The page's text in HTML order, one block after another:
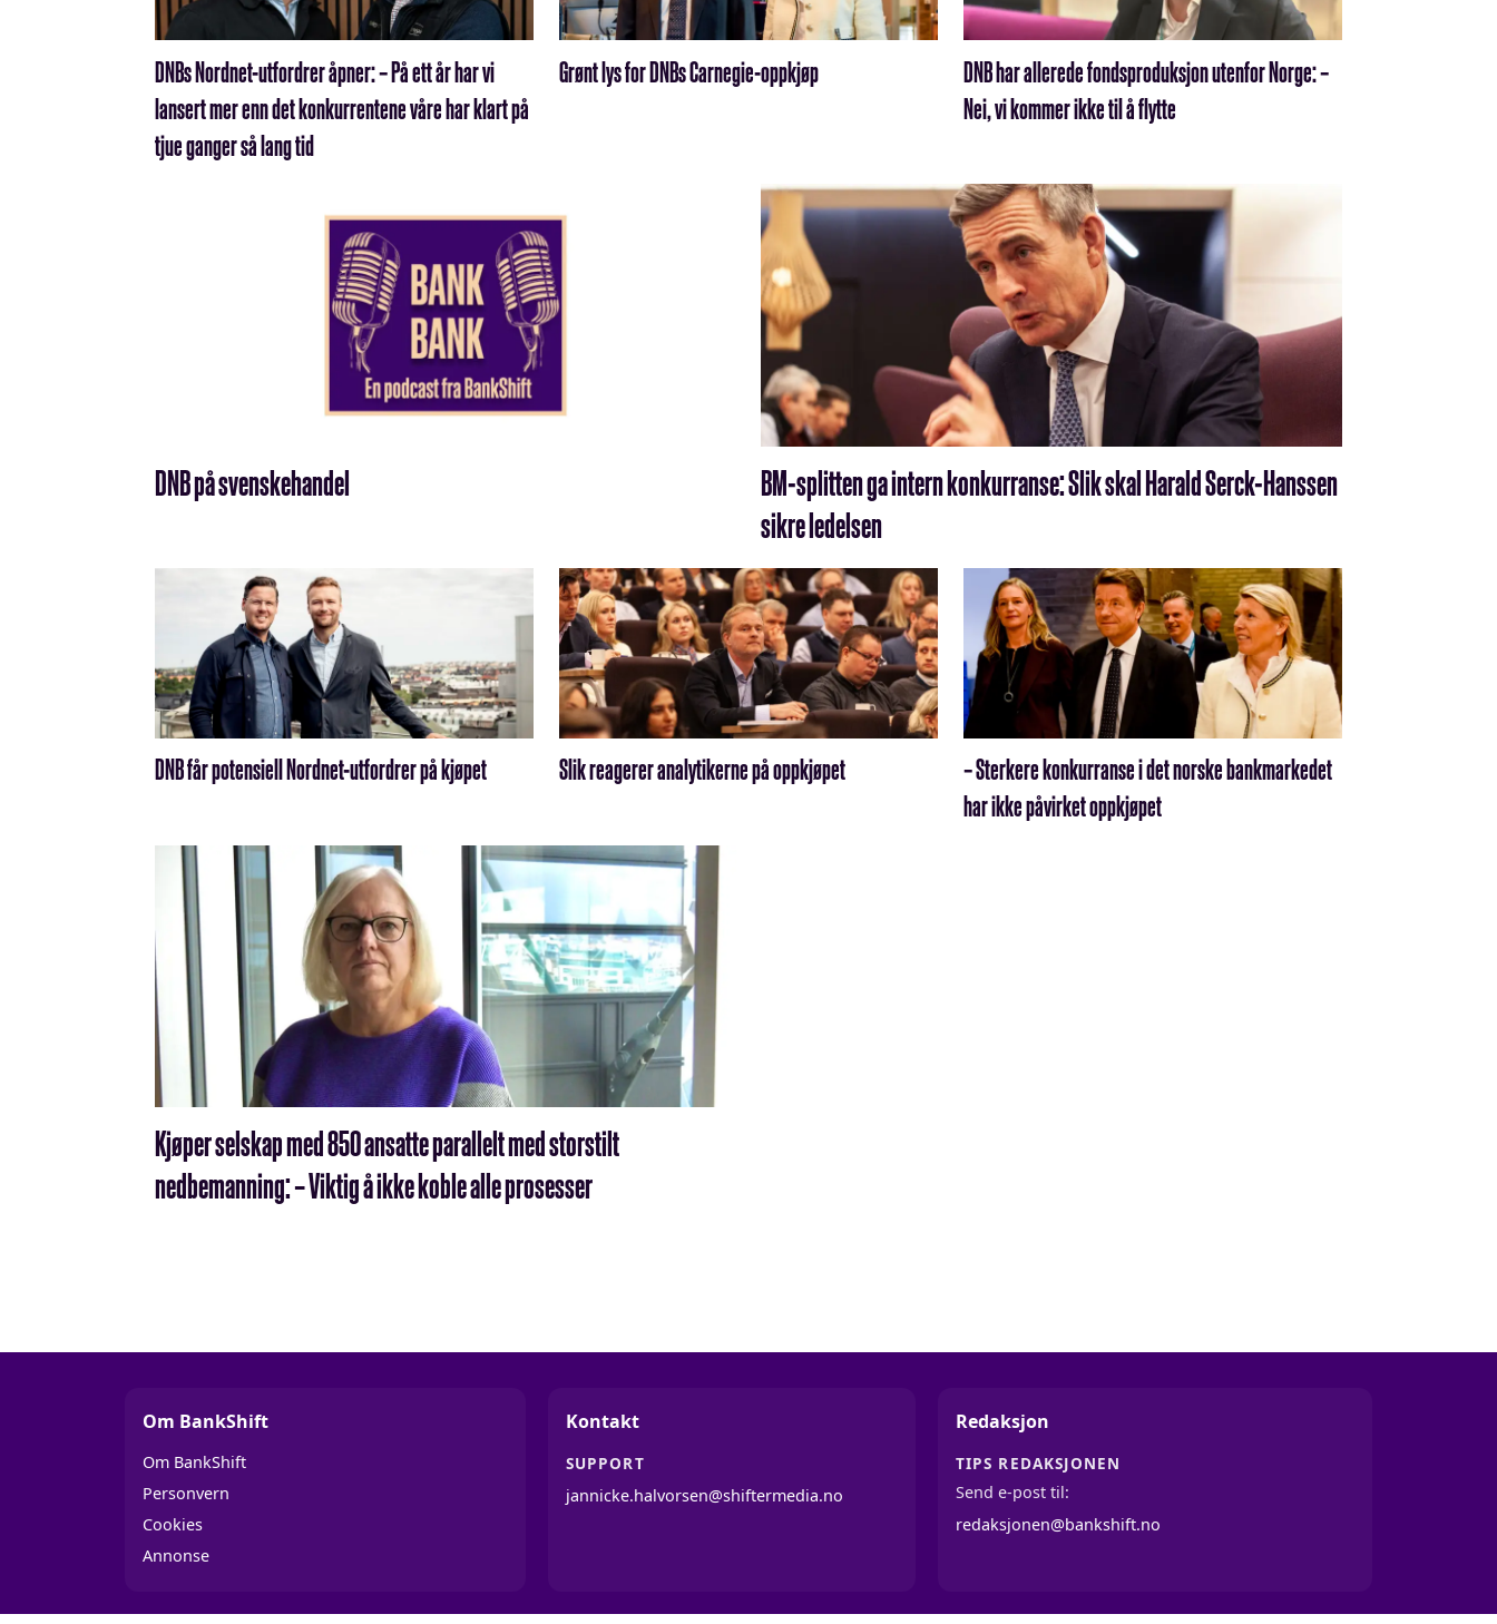
DNBs Nordnet-utfordrer åpner: – På ett år har vi
lansert mer enn det konkurrentene våre har klart på
tjue ganger så lang tid
Grønt lys for DNBs Carnegie-oppkjøp
DNB har allerede fonds­produksjon utenfor Norge: –
Nei, vi kommer ikke til å flytte
DNB på svenskehandel
BM-splitten ga intern konkurranse: Slik skal Harald Serck-Hanssen
sikre ledelsen
DNB får potensiell Nordnet-utfordrer på kjøpet Slik reagerer analytikerne på oppkjøpet
– Sterkere konkurranse i det norske bankmarkedet
har ikke påvirket oppkjøpet
Kjøper selskap med 850 ansatte parallelt med storstilt
nedbemanning: – Viktig å ikke koble alle prosesser
Om BankShift
Om BankShift
Personvern
Cookies
Annonse
Kontakt
SUPPORT
jannicke.halvorsen@shiftermedia.no
Redaksjon
TIPS REDAKSJONEN
Send e-post til:
redaksjonen@bankshift.no